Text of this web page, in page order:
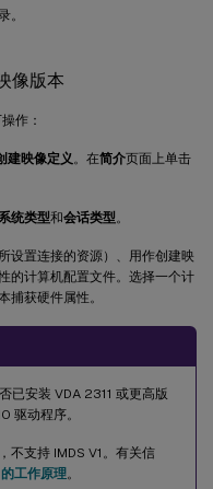
。
像版本
作：
建映像定义 。在简介页面上单击
统类型和会话类型 。
设置连接的资源）、用作创建映
的计算机配置文件。选择一个计
捕获硬件属性。
已安装 VDA 2311 或更高版
驱动程序。
不支持 IMDS V1。有关信
工作原理。